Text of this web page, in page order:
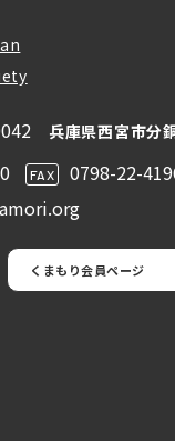
兵庫県西宮市分
FAX 0798-22-
くまもり会員ページ